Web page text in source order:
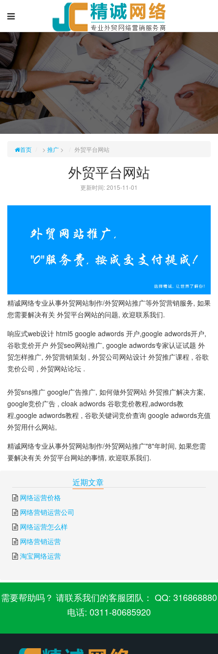
首页 > 推广 > 外贸平台网站
外贸平台网站
更新时间: 2015-11-01
精诚网络专业从事外贸网站制作/外贸网站推广等外贸营销服务, 如果
您需要解决有关 外贸平台网站的问题, 欢迎联系我们.
响应式web设计 html5 google adwords 开户,google adwords开户,
谷歌竞价开户 外贸seo网站推广, google adwords专家认证试题 外
贸怎样推广, 外贸营销策划 , 外贸公司网站设计 外贸推广课程 , 谷歌
竞价公司 , 外贸网站论坛 .
外贸sns推广 google广告推广, 如何做外贸网站 外贸推广解决方案,
google竞价广告 , cloak adwords 谷歌竞价教程,adwords教
程,google adwords教程 , 谷歌关键词竞价查询 google adwords充值
外贸用什么网站,
精诚网络专业从事外贸网站制作/外贸网站推广"8"年时间, 如果您需
要解决有关 外贸平台网站的事情, 欢迎联系我们.
近期文章
网络运营价格
网络营销运营公司
网络运营怎么样
网络营销运营
淘宝网络运营
需要帮助吗？ 请联系我们的客服团队： QQ: 316868880
电话: 0311-80685920